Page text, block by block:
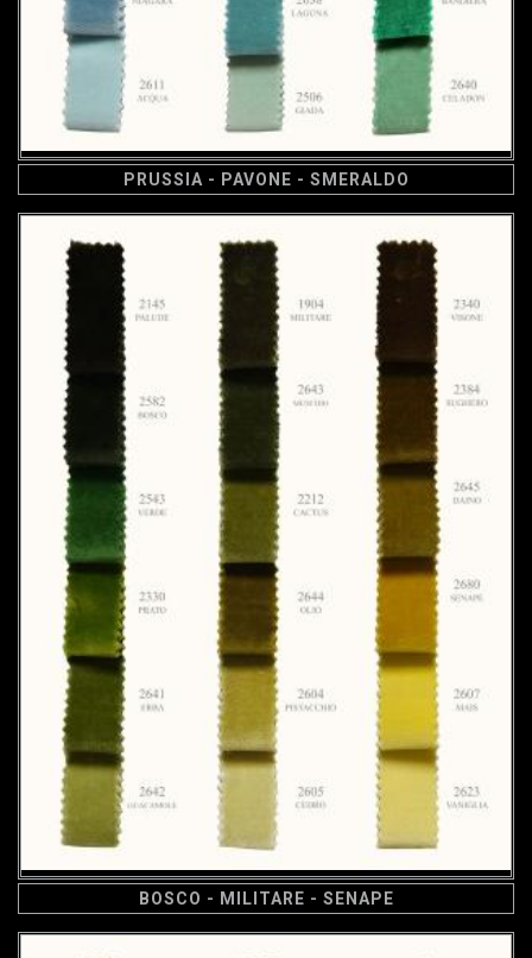
PRUSSIA - PAVONE - SMERALDO
BOSCO - MILITARE - SENAPE